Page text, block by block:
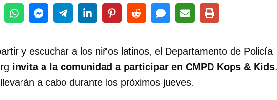
y escuchar a los niños latinos, el Departamento de Policía
invita a la comunidad a participar en CMPD Kops & Kids.
a cabo durante los próximos jueves.